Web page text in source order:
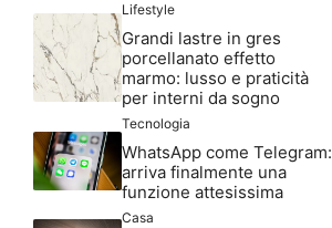
Lifestyle
Grandi lastre in gres
porcellanato effetto
marmo: lusso e praticità
per interni da sogno
Tecnologia
WhatsApp come Telegram:
arriva finalmente una
funzione attesissima
Casa